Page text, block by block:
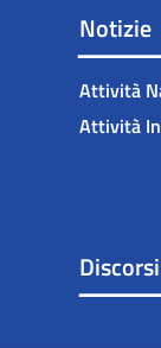
Notizie
Attività
Attività
Discorsi